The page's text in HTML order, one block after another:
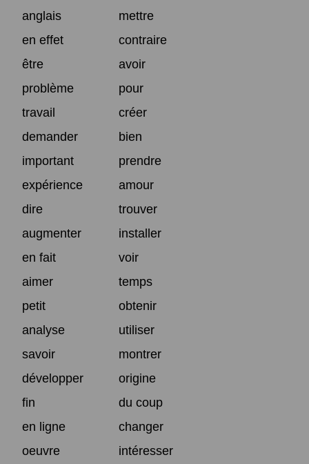
anglais
mettre
en effet
contraire
être
avoir
problème
pour
travail
créer
demander
bien
important
prendre
expérience
amour
dire
trouver
augmenter
installer
en fait
voir
aimer
temps
petit
obtenir
analyse
utiliser
savoir
montrer
développer
origine
fin
du coup
en ligne
changer
oeuvre
intéresser